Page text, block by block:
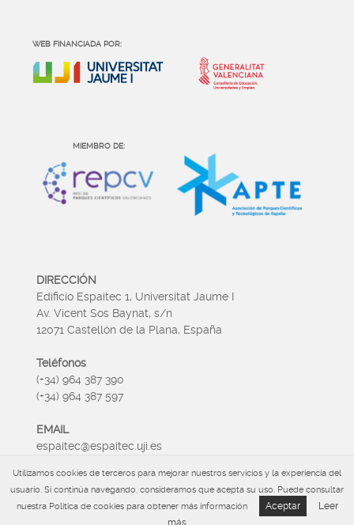
WEB FINANCIADA POR:
MIEMBRO DE:
DIRECCIÓN
Edificio Espaitec 1, Universitat Jaume I
Av. Vicent Sos Baynat, s/n
12071 Castellón de la Plana, España
Teléfonos
(+34) 964 387 390
(+34) 964 387 597
EMAIL
espaitec@espaitec.uji.es
HORARIO
Lunes a Viernes 09:00 – 15.00
Utilizamos cookies de terceros para mejorar nuestros servicios y la experiencia del
usuario. Si continúa navegando, consideramos que acepta su uso. Puede consultar
nuestra Política de cookies para obtener más información
Aceptar
Leer
más